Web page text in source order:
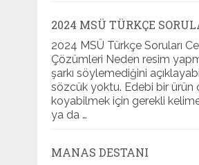
2024 MSÜ TÜRKÇE
2024 MSÜ Türkçe Soruları
Çözümleri Neden resim
şarkı söylemediğini
sözcük yoktu. Edebi bir ürün
koyabilmek için gerekli
ya da …
MANAS DESTANI